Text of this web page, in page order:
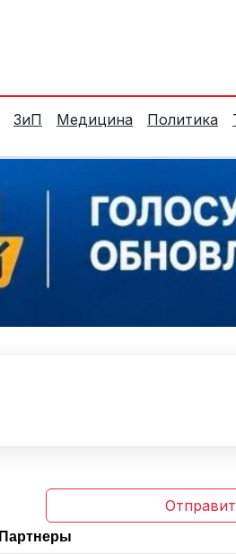
ЗиП Медицина Политика
Партнеры